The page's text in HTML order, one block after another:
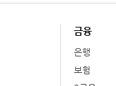
금융
은행
보험